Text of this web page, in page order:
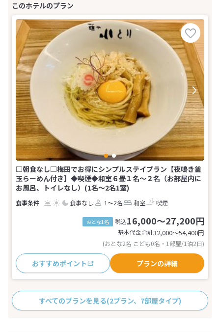
□朝食なし□梅田でお得にシンプルステイプラン【夜鳴き釜
玉らーめん付き】◆喫煙◆和室６畳１名〜２名（お部屋内に
お風呂、トイレなし）(1名～2名1室)
食事なし 1～2名 和室 喫煙
おとな1名 税込16,000～27,200円
基本代金合計32,000〜54,400円
(おとな2名 こども0名・1部屋/1泊2日)
おすすめポイント プランの詳細
すべてのプランを見る(2プラン、7部屋タイプ)